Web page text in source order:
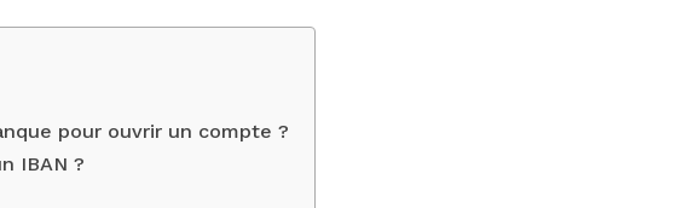
pour ouvrir un compte ?
IBAN ?